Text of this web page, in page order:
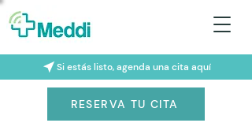
Si estás listo, agenda una cita aquí
RESERVA TU CITA